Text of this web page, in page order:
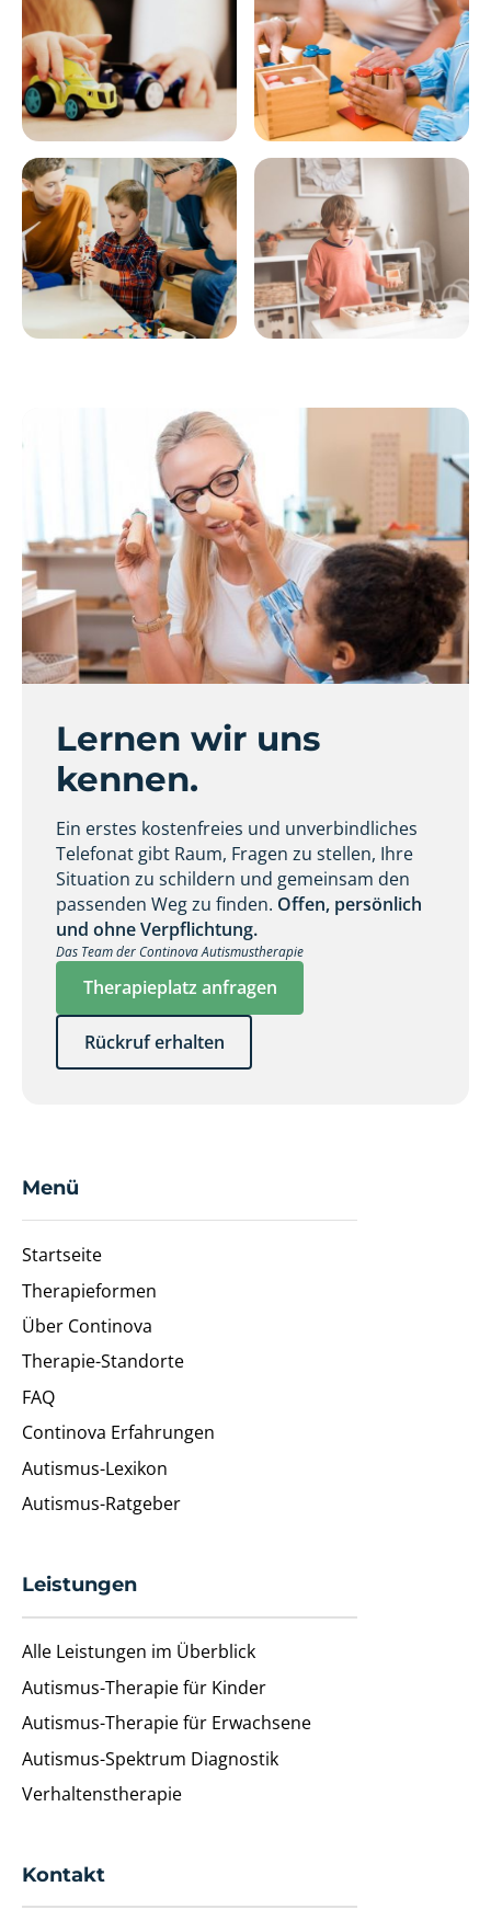
Lernen wir uns
kennen.
Ein erstes kostenfreies und unverbindliches
Telefonat gibt Raum, Fragen zu stellen, Ihre
Situation zu schildern und gemeinsam den
passenden Weg zu finden. Offen, persönlich
und ohne Verpflichtung.
Das Team der Continova Autismustherapie
Therapieplatz anfragen
Rückruf erhalten
Menü
Startseite
Therapieformen
Über Continova
Therapie-Standorte
FAQ
Continova Erfahrungen
Autismus-Lexikon
Autismus-Ratgeber
Leistungen
Alle Leistungen im Überblick
Autismus-Therapie für Kinder
Autismus-Therapie für Erwachsene
Autismus-Spektrum Diagnostik
Verhaltenstherapie
Kontakt